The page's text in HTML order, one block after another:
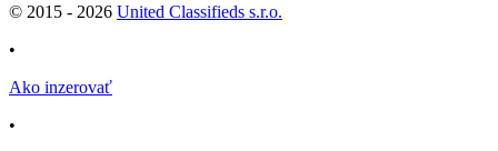
© 2015 - 2026 United Classifieds s.r.o.
•
Ako inzerovať
•